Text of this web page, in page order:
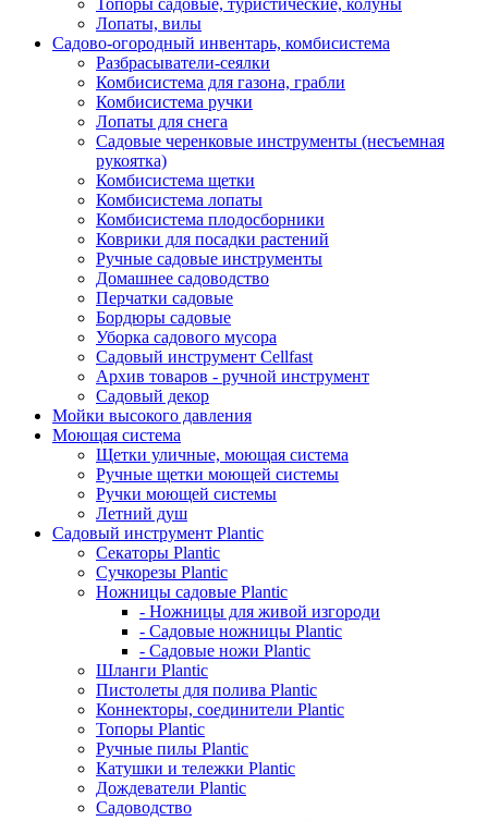
Топоры садовые, туристические, колуны
Лопаты, вилы
Садово-огородный инвентарь, комбисистема
Разбрасыватели-сеялки
Комбисистема для газона, грабли
Комбисистема ручки
Лопаты для снега
Садовые черенковые инструменты (несъемная
рукоятка)
Комбисистема щетки
Комбисистема лопаты
Комбисистема плодосборники
Коврики для посадки растений
Ручные садовые инструменты
Домашнее садоводство
Перчатки садовые
Бордюры садовые
Уборка садового мусора
Садовый инструмент Cellfast
Архив товаров - ручной инструмент
Садовый декор
Мойки высокого давления
Моющая система
Щетки уличные, моющая система
Ручные щетки моющей системы
Ручки моющей системы
Летний душ
Садовый инструмент Plantic
Секаторы Plantic
Сучкорезы Plantic
Ножницы садовые Plantic
- Ножницы для живой изгороди
- Садовые ножницы Plantic
- Садовые ножи Plantic
Шланги Plantic
Пистолеты для полива Plantic
Коннекторы, соединители Plantic
Топоры Plantic
Ручные пилы Plantic
Катушки и тележки Plantic
Дождеватели Plantic
Садоводство